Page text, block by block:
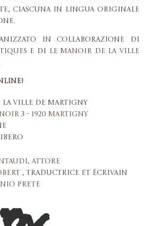
ciascuna in lingua originale
in collaborazione di
e di
Le Manoir de la Ville
la Ville de Martigny
3 - 1920 Martigny
attore
, traductrice et écrivain
Prete